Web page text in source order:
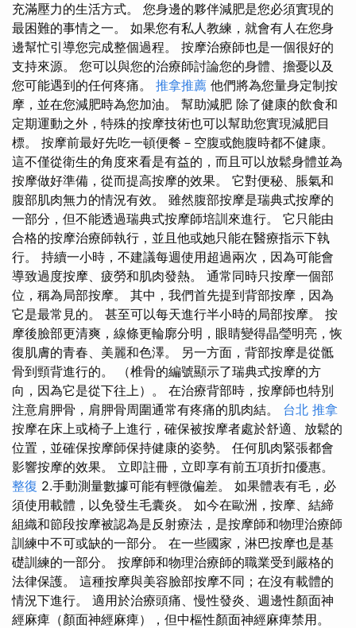
充滿壓力的生活方式。 您身邊的夥伴減肥是您必須實現的
最困難的事情之一。 如果您有私人教練，就會有人在您身
邊幫忙引導您完成整個過程。 按摩治療師也是一個很好的
支持來源。 您可以與您的治療師討論您的身體、擔憂以及
您可能遇到的任何疼痛。 推拿推薦 他們將為您量身定制按
摩，並在您減肥時為您加油。 幫助減肥 除了健康的飲食和
定期運動之外，特殊的按摩技術也可以幫助您實現減肥目
標。 按摩前最好先吃一頓便餐－空腹或飽腹時都不健康。
這不僅從衛生的角度來看是有益的，而且可以放鬆身體並為
按摩做好準備，從而提高按摩的效果。 它對便秘、脹氣和
腹部肌肉無力的情況有效。 雖然腹部按摩是瑞典式按摩的
一部分，但不能透過瑞典式按摩師培訓來進行。 它只能由
合格的按摩治療師執行，並且他或她只能在醫療指示下執
行。 持續一小時，不建議每週使用超過兩次，因為可能會
導致過度按摩、疲勞和肌肉發熱。 通常同時只按摩一個部
位，稱為局部按摩。 其中，我們首先提到背部按摩，因為
它是最常見的。 甚至可以每天進行半小時的局部按摩。 按
摩後臉部更清爽，線條更輪廓分明，眼睛變得晶瑩明亮，恢
復肌膚的青春、美麗和色澤。 另一方面，背部按摩是從骶
骨到頸背進行的。 （椎骨的編號顯示了瑞典式按摩的方
向，因為它是從下往上）。 在治療背部時，按摩師也特別
注意肩胛骨，肩胛骨周圍通常有疼痛的肌肉結。 台北 推拿
按摩在床上或椅子上進行，確保被按摩者處於舒適、放鬆的
位置，並確保按摩師保持健康的姿勢。 任何肌肉緊張都會
影響按摩的效果。 立即註冊，立即享有前五項折扣優惠。
整復 2.手動測量數據可能有輕微偏差。 如果體表有毛，必
須使用載體，以免發生毛囊炎。 如今在歐洲，按摩、結締
組織和節段按摩被認為是反射療法，是按摩師和物理治療師
訓練中不可或缺的一部分。 在一些國家，淋巴按摩也是基
礎訓練的一部分。 按摩師和物理治療師的職業受到嚴格的
法律保護。 這種按摩與美容臉部按摩不同；在沒有載體的
情況下進行。 適用於治療頭痛、慢性發炎、週邊性顏面神
經麻痺（顏面神經麻痺），但中樞性顏面神經麻痺禁用。